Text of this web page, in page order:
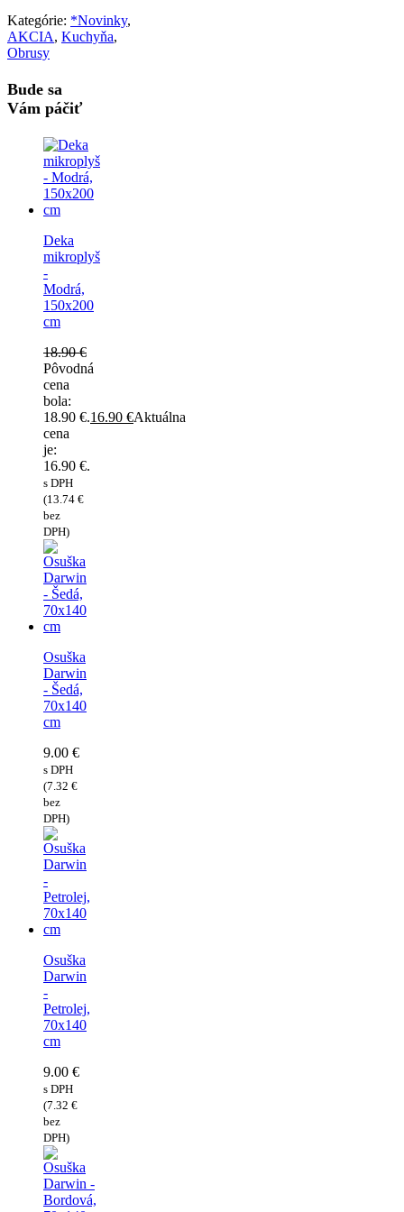
Kategórie: *Novinky,
AKCIA, Kuchyňa,
Obrusy
Bude sa
Vám páčiť
Deka
mikroplyš
-
Modrá,
150x200
cm
18.90€
Pôvodná
cena
bola:
18.90 €.16.90 €Aktuálna
cena
je:
16.90 €.
s DPH
(13.74 €
bez
DPH)
Osuška
Darwin
- Šedá,
70x140
cm
9.00 €
s DPH
(7.32 €
bez
DPH)
Osuška
Darwin
-
Petrolej,
70x140
cm
9.00 €
s DPH
(7.32 €
bez
DPH)